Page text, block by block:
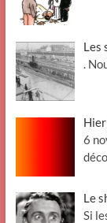
Les
.
6
Le
Si